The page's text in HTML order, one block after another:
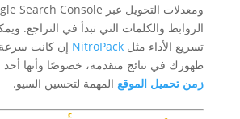
الروابط والكلمات التي تبدأ في التراجع.
تسريع الأداء مثل NitroPack إن كانت سرعة
ظهورك في نتائج متقدمة، خصوصًا وأنها أحد
زمن تحميل الموقعالمهمة لتحسين السيو.